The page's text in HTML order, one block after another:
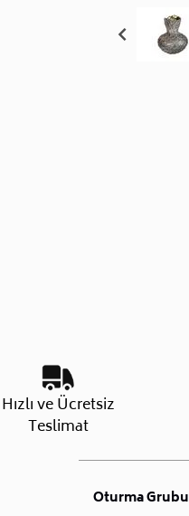
Hızlı ve Ücretsiz
Teslimat
Oturma Grubu